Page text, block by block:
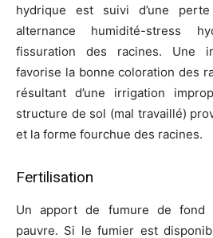
hydrique est suivi d’une
alternance humidité-stress
fissuration des racines. Une
favorise la bonne coloration des
résultant d’une irrigation
structure de sol (mal travaillé)
et la forme fourchue des racines.
Fertilisation
Un apport de fumure de fond
pauvre. Si le fumier est